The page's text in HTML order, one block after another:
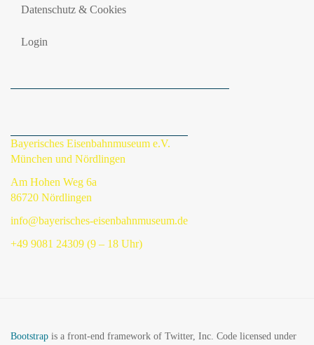
Datenschutz & Cookies
Login
Bayerisches Eisenbahnmuseum e.V.
München und Nördlingen
Am Hohen Weg 6a
86720 Nördlingen
info@bayerisches-eisenbahnmuseum.de
+49 9081 24309 (9 – 18 Uhr)
Bootstrap is a front-end framework of Twitter, Inc. Code licensed under